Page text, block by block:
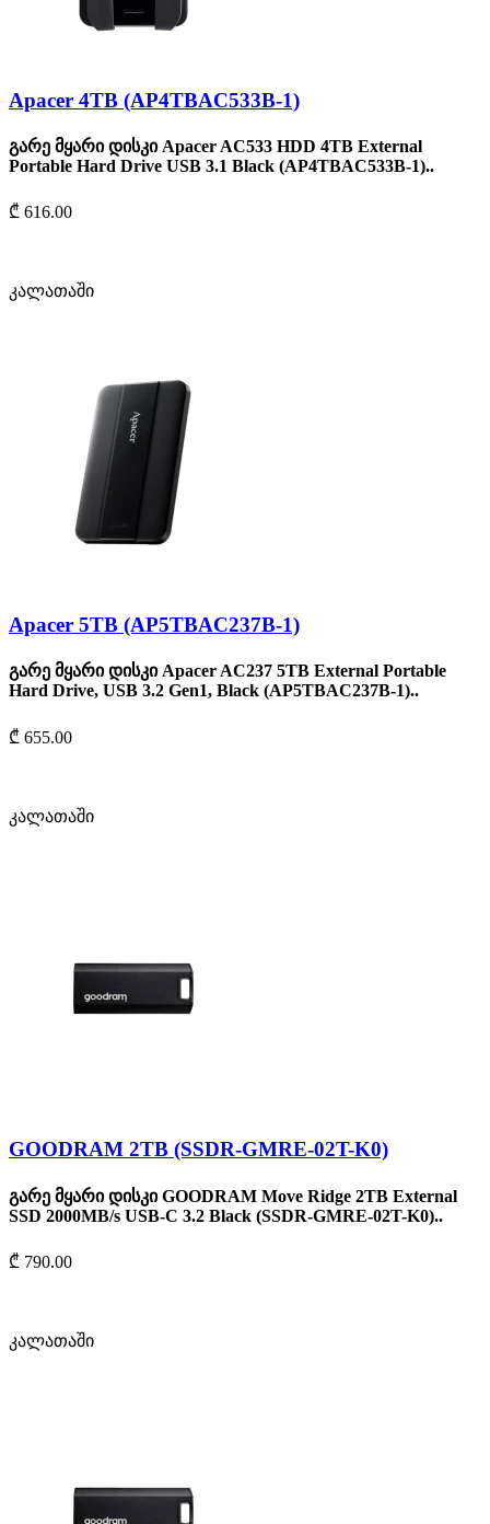
Apacer 4TB (AP4TBAC533B-1)
გარე მყარი დისკი Apacer AC533 HDD 4TB External
Portable Hard Drive USB 3.1 Black (AP4TBAC533B-1)..
₾ 616.00
კალათაში
Apacer 5TB (AP5TBAC237B-1)
გარე მყარი დისკი Apacer AC237 5TB External Portable
Hard Drive, USB 3.2 Gen1, Black (AP5TBAC237B-1)..
₾ 655.00
კალათაში
GOODRAM 2TB (SSDR-GMRE-02T-K0)
გარე მყარი დისკი GOODRAM Move Ridge 2TB External
SSD 2000MB/s USB-C 3.2 Black (SSDR-GMRE-02T-K0)..
₾ 790.00
კალათაში